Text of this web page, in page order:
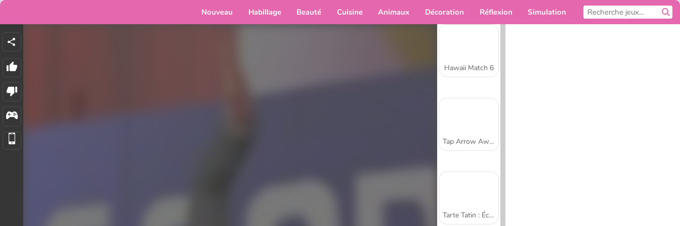
Nouveau Habillage Beauté Cuisine Animaux Décoration Réflexion Simulation
Hawaii Match 6
Tap Arrow Away
Tarte Tatin : École de cuisine de Sara